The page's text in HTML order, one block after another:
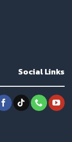
Social Links